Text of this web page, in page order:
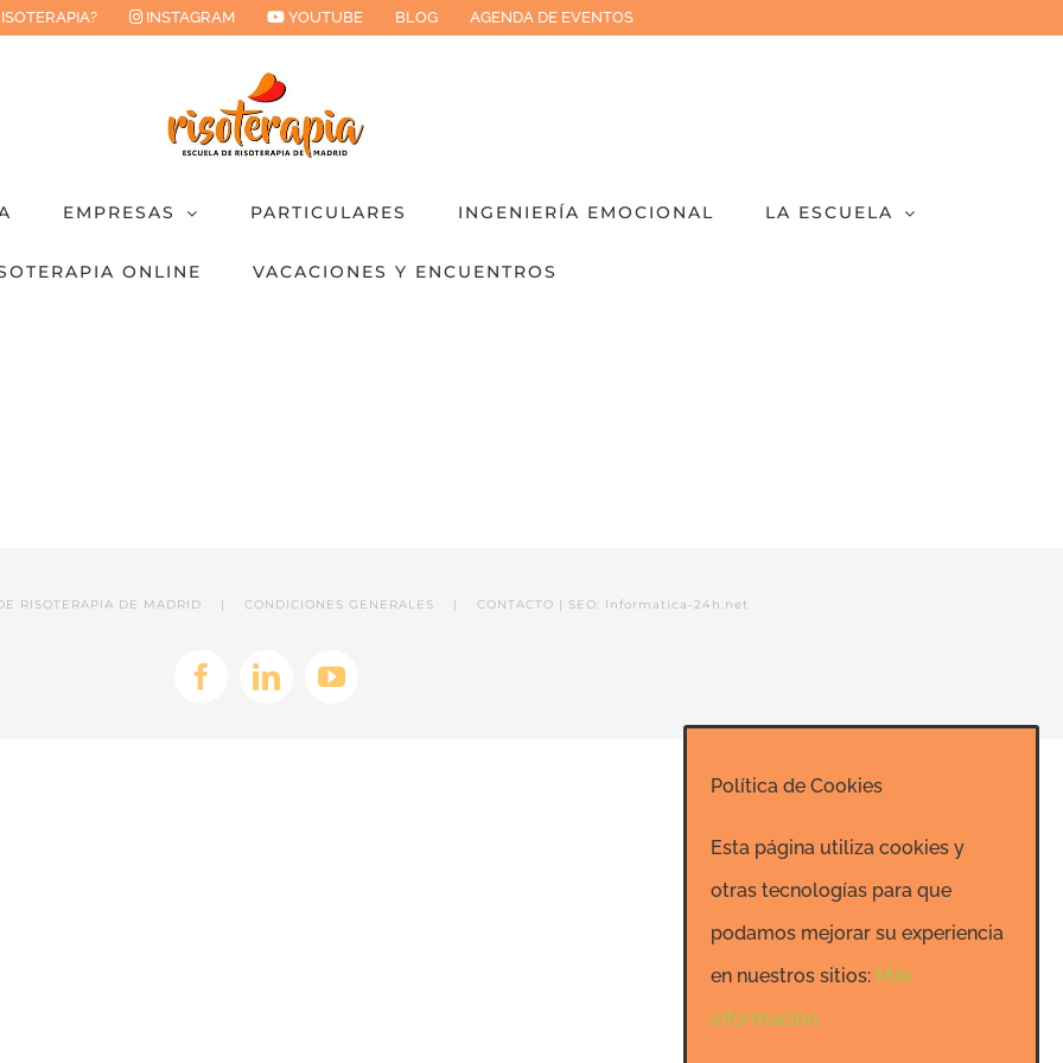
INSTAGRAM YOUTUBE BLOG AGENDA DE EVENTOS
EMPRESAS PARTICULARES INGENIERÍA EMOCIONAL LA ESCUELA
ONLINE VACACIONES Y ENCUENTROS
RISOTERAPIA DE MADRID | CONDICIONES GENERALES | CONTACTO | SEO: Informatica-24h.net
FacebookLinkedInYouTube
Política de Cookies
Esta página utiliza cookies y
otras tecnologías para que
podamos mejorar su experiencia
en nuestros sitios: Más
información.